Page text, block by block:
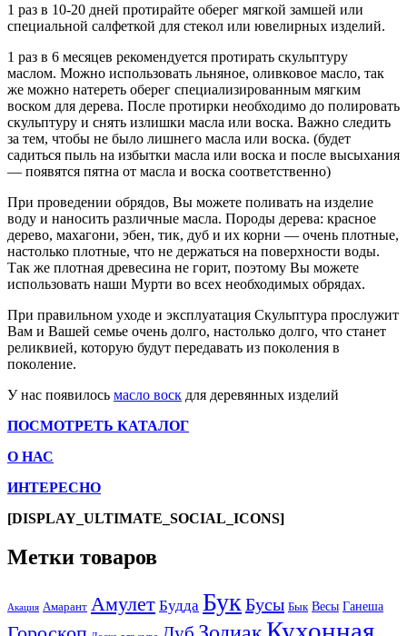
1 раз в 10-20 дней протирайте оберег мягкой замшей или
специальной салфеткой для стекол или ювелирных изделий.
1 раз в 6 месяцев рекомендуется протирать скульптуру
маслом. Можно использовать льняное, оливковое масло, так
же можно натереть оберег специализированным мягким
воском для дерева. После протирки необходимо до полировать
скульптуру и снять излишки масла или воска. Важно следить
за тем, чтобы не было лишнего масла или воска. (будет
садиться пыль на избытки масла или воска и после высыхания
— появятся пятна от масла и воска соответственно)
При проведении обрядов, Вы можете поливать на изделие
воду и наносить различные масла. Породы дерева: красное
дерево, махагони, эбен, тик, дуб и их корни — очень плотные,
настолько плотные, что не держаться на поверхности воды.
Так же плотная древесина не горит, поэтому Вы можете
использовать наши Мурти во всех необходимых обрядах.
При правильном уходе и эксплуатация Скульптура прослужит
Вам и Вашей семье очень долго, настолько долго, что станет
реликвией, которую будут передавать из поколения в
поколение.
У нас появилось масло воск для деревянных изделий
ПОСМОТРЕТЬ КАТАЛОГ
О НАС
ИНТЕРЕСНО
[DISPLAY_ULTIMATE_SOCIAL_ICONS]
Метки товаров
Акация Амарант Амулет Будда Бук Бусы Бык Весы Ганеша